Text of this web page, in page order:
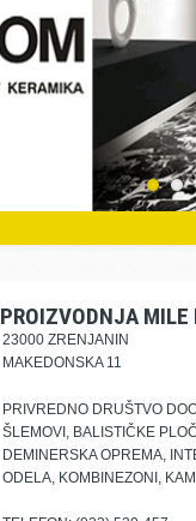
PROIZVODNJA MILE
23000 ZRENJANIN
MAKEDONSKA 11
PRIVREDNO DRUŠTVO
ŠLEMOVI, BALISTIČKE
DEMINERSKA OPREMA,
ODELA, KOMBINEZONI,